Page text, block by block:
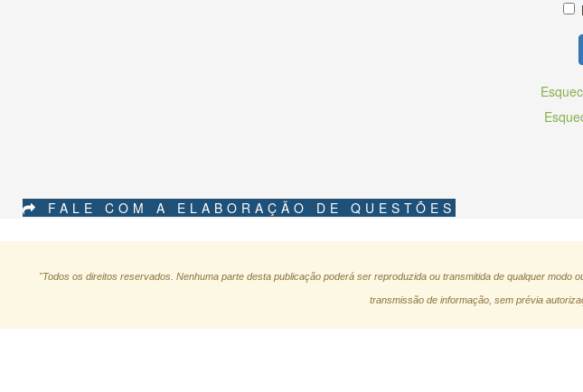
FALE COM A ELABORAÇÃO DE QUESTÕES
"Todos os direitos reservados. Nenhuma parte desta publicação poderá ser reproduzida ou transmitida de qualquer
transmissão de informação, sem prévia